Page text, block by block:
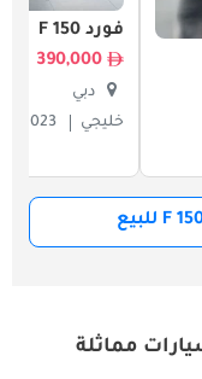
فورد F 150
390,000
دبي
خليجي
2023